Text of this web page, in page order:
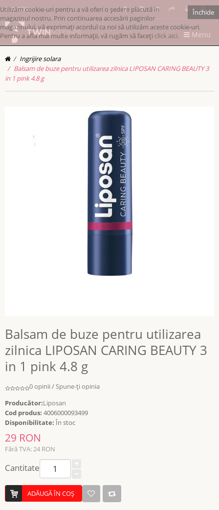
RONRON
Menu
Ingrijire solara
Balsam de buze pentru utilizarea zilnica LIPOSAN CARING BEAUTY 3
in 1 pink 4.8 g
Balsam de buze pentru utilizarea
zilnica LIPOSAN CARING BEAUTY 3
in 1 pink 4.8 g
0 opinii /Spune-ţi opinia
Producător:Liposan
Cod produs: 4006000093499
Disponibilitate: În stoc
29 RON
Fără TVA: 24 RON
Cantitate
ADĂUGĂ ÎN COŞ
Închide
Utilizăm cookie-uri pentru a vă oferi o ședere plăcută în
magazinul nostru. Prin continuarea accesării paginilor
magazinului, vă exprimați acordul ca noi să utilizăm aceste cookie-uri.
Pentru a afla mai multe informații, vă rugăm să faceți click aici.